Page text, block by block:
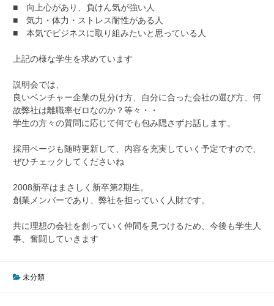
■ 向上心があり、負けん気が強い人
■ 気力・体力・ストレス耐性がある人
■ 本気でビジネスに取り組みたいと思っている人
上記の様な学生を求めています
説明会では、
良いベンチャー企業の見分け方、自分に合った会社の選び方、何
故弊社は離職率ゼロなのか？等々・・
学生の方々の質問に応じて何でも包み隠さずお話します。
採用ページも随時更新して、内容を充実していく予定ですので、
ぜひチェックしてくださいね
2008新卒はまさしく新卒第2期生。
創業メンバーであり、弊社を担っていく人財です。
共に理想の会社を創っていく仲間を見つけるため、今後も学生人
事、奮闘していきます
未分類